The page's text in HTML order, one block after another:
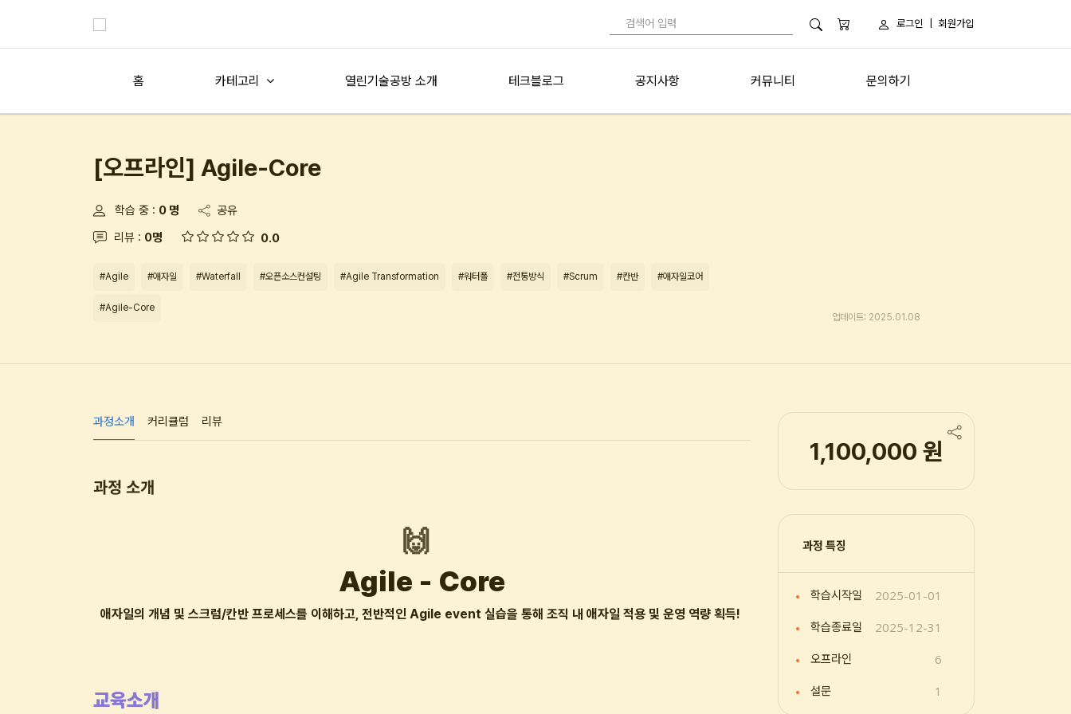
로그인 회원가입
홈 카테고리 열린기술공방 소개 테크블로그 공지사항 커뮤니티 문의하기
[오프라인] Agile-Core
학습 중 : 0 명
공유
리뷰 : 0명 0.0
#Agile #애자일 #Waterfall #오픈소스컨설팅 #Agile Transformation #워터폴 #전통방식 #Scrum #칸반 #애자일코어
#Agile-Core
업데이트: 2025.01.08
과정소개 커리큘럼 리뷰
과정 소개
🙌
Agile - Core
애자일의 개념 및 스크럼/칸반 프로세스를 이해하고, 전반적인 Agile event 실습을 통해 조직 내 애자일 적용 및 운영 역량 획득!
교육소개
1,100,000 원
과정 특징
학습시작일 2025-01-01
학습종료일 2025-12-31
오프라인 6
설문 1